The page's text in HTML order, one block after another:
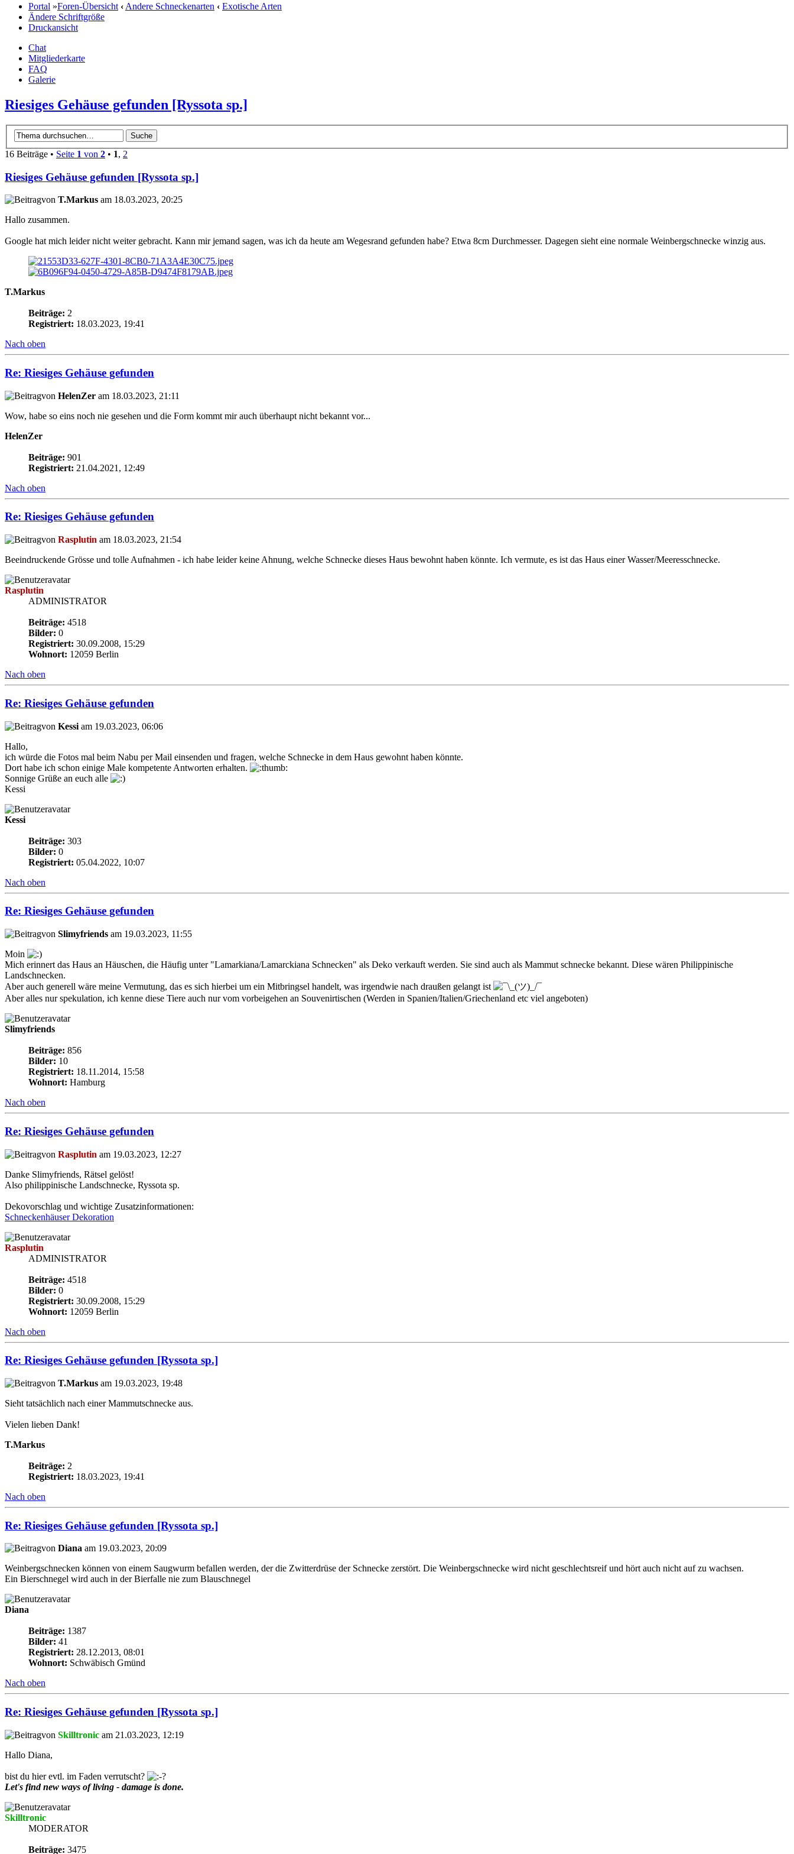
Portal »Foren-Übersicht ‹Andere Schneckenarten ‹ Exotische Arten
Ändere Schriftgröße
Druckansicht
Chat
Mitgliederkarte
FAQ
Galerie
Riesiges Gehäuse gefunden [Ryssota sp.]
16 Beiträge • Seite 1 von 2 • 1, 2
Riesiges Gehäuse gefunden [Ryssota sp.]
von T.Markus am 18.03.2023, 20:25
Hallo zusammen.
Google hat mich leider nicht weiter gebracht. Kann mir jemand sagen, was ich da heute am Wegesrand gefunden habe? Etwa 8cm Durchmesser. Dagegen sieht eine normale Weinbergschnecke winzig aus.
T.Markus
Beiträge: 2
Registriert: 18.03.2023, 19:41
Nach oben
Re: Riesiges Gehäuse gefunden
von HelenZer am 18.03.2023, 21:11
Wow, habe so eins noch nie gesehen und die Form kommt mir auch überhaupt nicht bekannt vor...
HelenZer
Beiträge: 901
Registriert: 21.04.2021, 12:49
Nach oben
Re: Riesiges Gehäuse gefunden
von Rasplutin am 18.03.2023, 21:54
Beeindruckende Grösse und tolle Aufnahmen - ich habe leider keine Ahnung, welche Schnecke dieses Haus bewohnt haben könnte. Ich vermute, es ist das Haus einer Wasser/Meeresschnecke.
Rasplutin
ADMINISTRATOR
Beiträge: 4518
Bilder: 0
Registriert: 30.09.2008, 15:29
Wohnort: 12059 Berlin
Nach oben
Re: Riesiges Gehäuse gefunden
von Kessi am 19.03.2023, 06:06
Hallo,
ich würde die Fotos mal beim Nabu per Mail einsenden und fragen, welche Schnecke in dem Haus gewohnt haben könnte.
Dort habe ich schon einige Male kompetente Antworten erhalten.
Sonnige Grüße an euch alle
Kessi
Kessi
Beiträge: 303
Bilder: 0
Registriert: 05.04.2022, 10:07
Nach oben
Re: Riesiges Gehäuse gefunden
von Slimyfriends am 19.03.2023, 11:55
Moin
Mich erinnert das Haus an Häuschen, die Häufig unter "Lamarkiana/Lamarckiana Schnecken" als Deko verkauft werden. Sie sind auch als Mammut schnecke bekannt. Diese wären Philippinische
Landschnecken.
Aber auch generell wäre meine Vermutung, das es sich hierbei um ein Mitbringsel handelt, was irgendwie nach draußen gelangt ist
Aber alles nur spekulation, ich kenne diese Tiere auch nur vom vorbeigehen an Souvenirtischen (Werden in Spanien/Italien/Griechenland etc viel angeboten)
Slimyfriends
Beiträge: 856
Bilder: 10
Registriert: 18.11.2014, 15:58
Wohnort: Hamburg
Nach oben
Re: Riesiges Gehäuse gefunden
von Rasplutin am 19.03.2023, 12:27
Danke Slimyfriends, Rätsel gelöst!
Also philippinische Landschnecke, Ryssota sp.
Dekovorschlag und wichtige Zusatzinformationen:
Schneckenhäuser Dekoration
Rasplutin
ADMINISTRATOR
Beiträge: 4518
Bilder: 0
Registriert: 30.09.2008, 15:29
Wohnort: 12059 Berlin
Nach oben
Re: Riesiges Gehäuse gefunden [Ryssota sp.]
von T.Markus am 19.03.2023, 19:48
Sieht tatsächlich nach einer Mammutschnecke aus.
Vielen lieben Dank!
T.Markus
Beiträge: 2
Registriert: 18.03.2023, 19:41
Nach oben
Re: Riesiges Gehäuse gefunden [Ryssota sp.]
von Diana am 19.03.2023, 20:09
Weinbergschnecken können von einem Saugwurm befallen werden, der die Zwitterdrüse der Schnecke zerstört. Die Weinbergschnecke wird nicht geschlechtsreif und hört auch nicht auf zu wachsen.
Ein Bierschnegel wird auch in der Bierfalle nie zum Blauschnegel
Diana
Beiträge: 1387
Bilder: 41
Registriert: 28.12.2013, 08:01
Wohnort: Schwäbisch Gmünd
Nach oben
Re: Riesiges Gehäuse gefunden [Ryssota sp.]
von Skilltronic am 21.03.2023, 12:19
Hallo Diana,
bist du hier evtl. im Faden verrutscht?
Let's find new ways of living - damage is done.
Skilltronic
MODERATOR
Beiträge: 3475